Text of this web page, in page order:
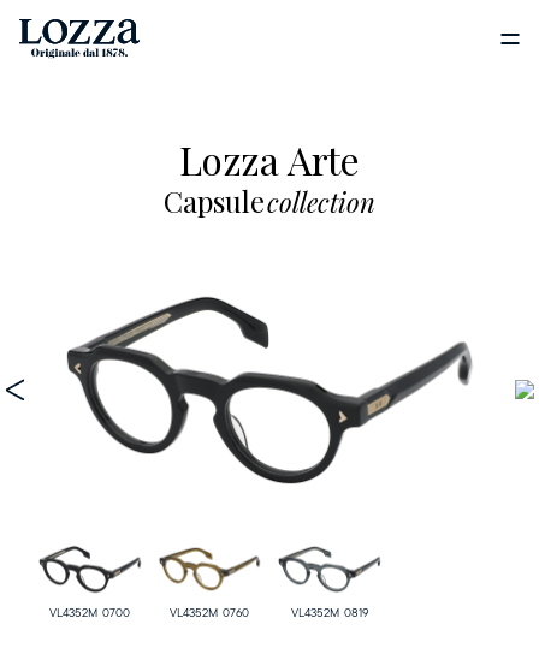
Lozza Arte
Capsulecollection
VL4352M 0700 VL4352M 0760 VL4352M 0819